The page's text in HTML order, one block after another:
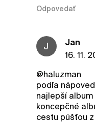
Odpovedať
J
Jan
16. 11.
@haluzman
podľa
najlepší
koncepčné
cestu púšťou